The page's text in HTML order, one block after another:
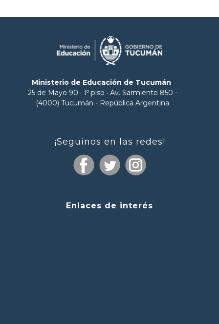
Ministerio de Educación de Tucumán
25 de Mayo 90 · 1º piso · Av. Sarmiento 850 -
(4000) Tucumán - República Argentina
¡Seguinos en las redes!
Enlaces de interés